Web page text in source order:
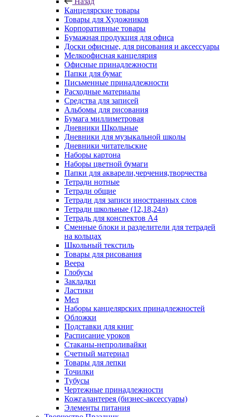
Канцелярские товары
Товары для Художников
Корпоративные товары
Бумажная продукция для офиса
Доски офисные, для рисования и аксессуары
Мелкоофисная канцелярия
Офисные принадлежности
Папки для бумаг
Письменные принадлежности
Расходные материалы
Средства для записей
Альбомы для рисования
Бумага миллиметровая
Дневники Школьные
Дневники для музыкальной школы
Дневники читательские
Наборы картона
Наборы цветной бумаги
Папки для акварели,черчения,творчества
Тетради нотные
Тетради общие
Тетради для записи иностранных слов
Тетради школьные (12,18,24л)
Тетрадь для конспектов А4
Сменные блоки и разделители для тетрадей
на кольцах
Школьный текстиль
Товары для рисования
Веера
Глобусы
Закладки
Ластики
Мел
Наборы канцелярских принадлежностей
Обложки
Подставки для книг
Расписание уроков
Стаканы-непроливайки
Счетный материал
Товары для лепки
Точилки
Тубусы
Чертежные принадлежности
Кожгалантерея (бизнес-аксессуары)
Элементы питания